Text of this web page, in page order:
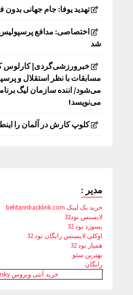
تهدید یوفا: جام جهانی بدون
اختصاصی: مدافع
شد
خبرورزشی‌گردی| کارلوس
مسابقات با نظر استقلال و
می‌شود/ اننده سازمان لیگ
می‌نویسد!
کلوپ کارش در آلمان را
مدیر :
خرید بک لینک behtarinbacklink.com
لایسنس نود32
پسورد نود 32
اوکلی لایسنس رایگان نود 32
همیار نود 32
بهترین سئو
رایگان
خرید آنتی ویروس Kaspersky